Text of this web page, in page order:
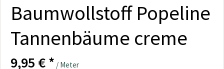
Baumwollstoff Popeline
Tannenbäume creme
9,95 € * / Meter